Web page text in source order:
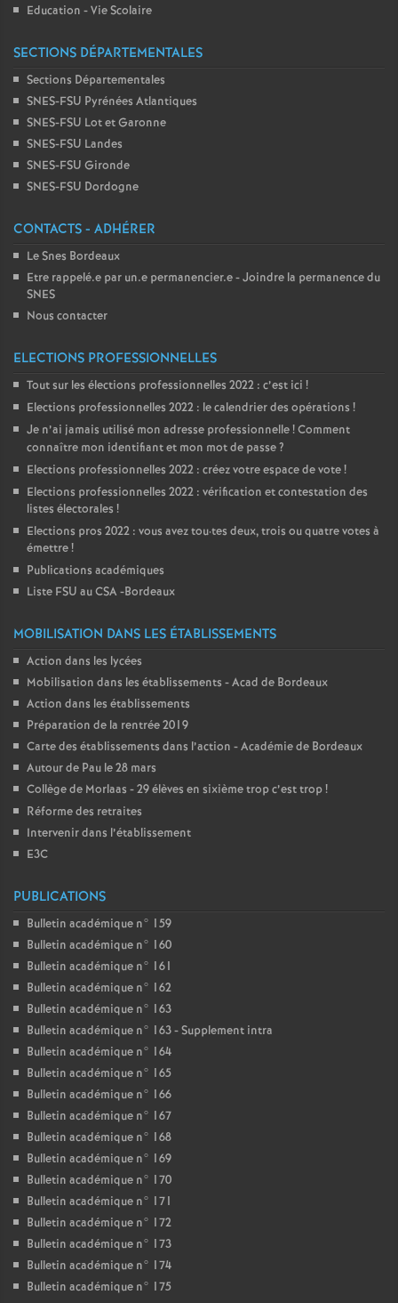
Education - Vie Scolaire
SECTIONS DÉPARTEMENTALES
Sections Départementales
SNES-FSU Pyrénées Atlantiques
SNES-FSU Lot et Garonne
SNES-FSU Landes
SNES-FSU Gironde
SNES-FSU Dordogne
CONTACTS - ADHÉRER
Le Snes Bordeaux
Etre rappelé.e par un.e permanencier.e - Joindre la permanence du
SNES
Nous contacter
ELECTIONS PROFESSIONNELLES
Tout sur les élections professionnelles 2022 : c’est ici !
Elections professionnelles 2022 : le calendrier des opérations !
Je n’ai jamais utilisé mon adresse professionnelle! Comment
connaître mon identifiant et mon mot de passe?
Elections professionnelles 2022 : créez votre espace de vote!
Elections professionnelles 2022 : vérification et contestation des
listes électorales !
Elections pros 2022 : vous avez tou·tes deux, trois ou quatre votes à
émettre!
Publications académiques
Liste FSU au CSA -Bordeaux
MOBILISATION DANS LES ÉTABLISSEMENTS
Action dans les lycées
Mobilisation dans les établissements - Acad de Bordeaux
Action dans les établissements
Préparation de la rentrée 2019
Carte des établissements dans l’action - Académie de Bordeaux
Autour de Pau le 28 mars
Collège de Morlaas - 29 élèves en sixième trop c’est trop!
Réforme des retraites
Intervenir dans l’établissement
E3C
PUBLICATIONS
Bulletin académique n° 159
Bulletin académique n° 160
Bulletin académique n° 161
Bulletin académique n° 162
Bulletin académique n° 163
Bulletin académique n° 163 - Supplement intra
Bulletin académique n° 164
Bulletin académique n° 165
Bulletin académique n° 166
Bulletin académique n° 167
Bulletin académique n° 168
Bulletin académique n° 169
Bulletin académique n° 170
Bulletin académique n° 171
Bulletin académique n° 172
Bulletin académique n° 173
Bulletin académique n° 174
Bulletin académique n° 175